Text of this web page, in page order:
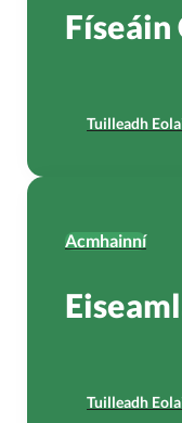
Físeáin
Tuilleadh
Acmhainní
Tuilleadh